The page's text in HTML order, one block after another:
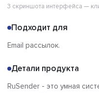
3 скриншота интерфейса —
Подходит для
Email рассылок.
Детали продукта
RuSender - это умная